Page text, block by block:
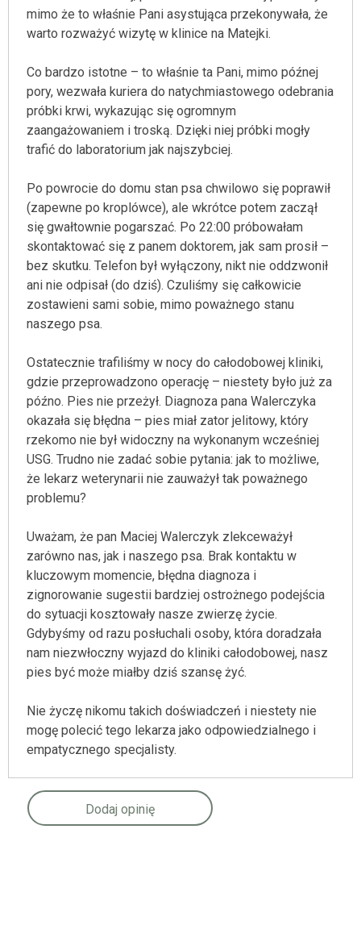
mimo że to właśnie Pani asystująca przekonywała, że
warto rozważyć wizytę w klinice na Matejki.
Co bardzo istotne – to właśnie ta Pani, mimo późnej
pory, wezwała kuriera do natychmiastowego odebrania
próbki krwi, wykazując się ogromnym
zaangażowaniem i troską. Dzięki niej próbki mogły
trafić do laboratorium jak najszybciej.
Po powrocie do domu stan psa chwilowo się poprawił
(zapewne po kroplówce), ale wkrótce potem zaczął
się gwałtownie pogarszać. Po 22:00 próbowałam
skontaktować się z panem doktorem, jak sam prosił –
bez skutku. Telefon był wyłączony, nikt nie oddzwonił
ani nie odpisał (do dziś). Czuliśmy się całkowicie
zostawieni sami sobie, mimo poważnego stanu
naszego psa.
Ostatecznie trafiliśmy w nocy do całodobowej kliniki,
gdzie przeprowadzono operację – niestety było już za
późno. Pies nie przeżył. Diagnoza pana Walerczyka
okazała się błędna – pies miał zator jelitowy, który
rzekomo nie był widoczny na wykonanym wcześniej
USG. Trudno nie zadać sobie pytania: jak to możliwe,
że lekarz weterynarii nie zauważył tak poważnego
problemu?
Uważam, że pan Maciej Walerczyk zlekceważył
zarówno nas, jak i naszego psa. Brak kontaktu w
kluczowym momencie, błędna diagnoza i
zignorowanie sugestii bardziej ostrożnego podejścia
do sytuacji kosztowały nasze zwierzę życie.
Gdybyśmy od razu posłuchali osoby, która doradzała
nam niezwłoczny wyjazd do kliniki całodobowej, nasz
pies być może miałby dziś szansę żyć.
Nie życzę nikomu takich doświadczeń i niestety nie
mogę polecić tego lekarza jako odpowiedzialnego i
empatycznego specjalisty.
Dodaj opinię